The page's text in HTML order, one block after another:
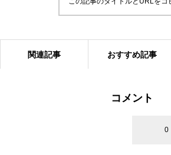
関連記事 おすすめ記事
コメント
0